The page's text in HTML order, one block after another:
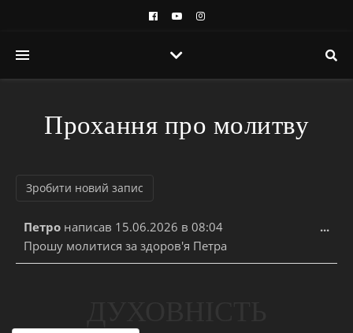
Прохання про молитву
Петро написав 15.06.2026 в 08:04
Прошу молитися за здоров'я Петра
...